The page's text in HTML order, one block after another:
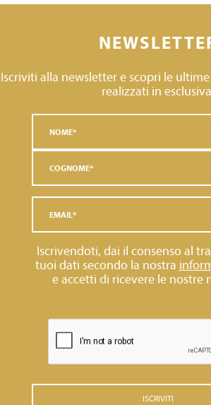
Iscriviti alla newsletter e scopri le
realizzati in
Iscrivendoti, dai il consenso al
tuoi dati secondo la nostra
e accetti di ricevere le nostre
ISCRIVITI